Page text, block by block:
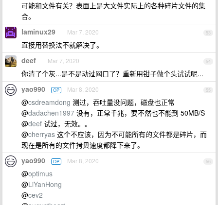
可能和文件有关？表面上是大文件实际上的各种碎片文件的集
合。
53
laminux29 Mar 7, 2020
直接用替换法不就解决了。
54
deef Mar 7, 2020
你清了个灰...是不是动过网口了？重新用钳子做个头试试呢...
55
yao990 OP Mar 8, 2020
@csdreamdong 测过，吞吐量没问题，磁盘也正常
@dadachen1997 没有，正常千兆，要不然也不能到 50MB/S
@deef 试过，无效。。
@cherryas 这个不应该，因为不可能所有的文件都是碎片，而
现在是所有的文件拷贝速度都降下来了。
56
yao990 OP Mar 8, 2020
@optimus
@LiYanHong
@cev2